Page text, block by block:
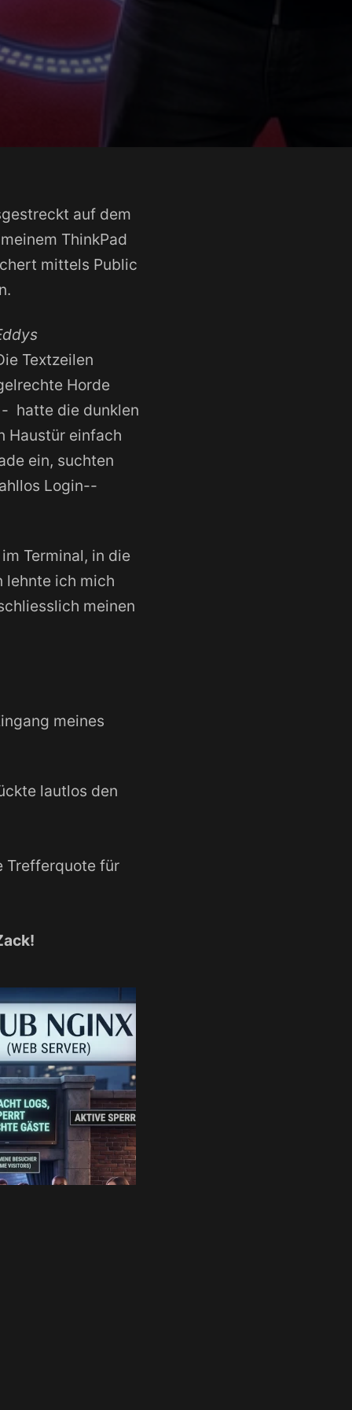
auf dem
ThinkPad
mittels Public
Textzeilen
Horde
hatte die dunklen
Haustür einfach
ein, suchten
Login--
Terminal, in die
lehnte ich mich
meinen
meines
lautlos den
Trefferquote für